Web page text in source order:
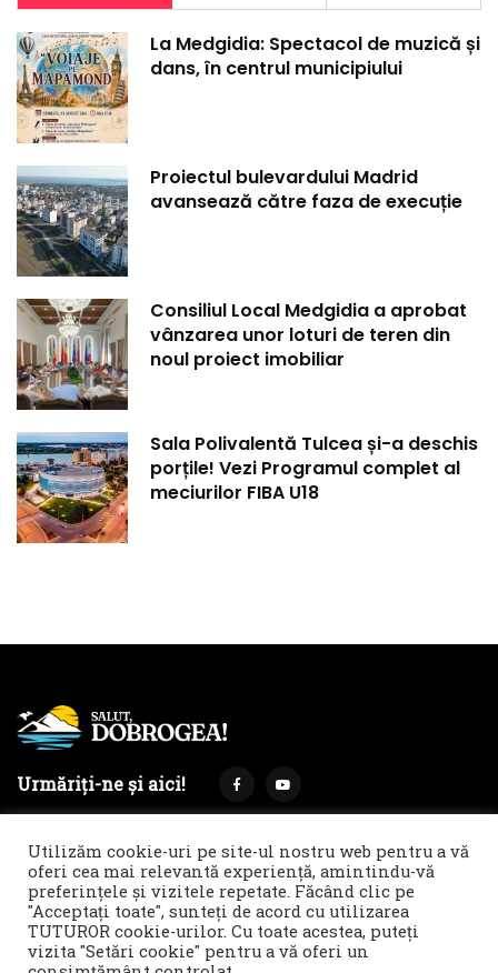
La Medgidia: Spectacol de muzică și
dans, în centrul municipiului
Proiectul bulevardului Madrid
avansează către faza de execuție
Consiliul Local Medgidia a aprobat
vânzarea unor loturi de teren din
noul proiect imobiliar
Sala Polivalentă Tulcea și-a deschis
porțile! Vezi Programul complet al
meciurilor FIBA U18
Urmăriți-ne și aici!
Termeni și condiții
Politica de cookies & GDPR
Noi îți facem reclamă!
© 2021 Salut, Dobrogea! - Ziar de informare și atitudine || E-
Utilizăm cookie-uri pe site-ul nostru web pentru a vă
oferi cea mai relevantă experiență, amintindu-vă
preferințele și vizitele repetate. Făcând clic pe
"Acceptați toate", sunteți de acord cu utilizarea
TUTUROR cookie-urilor. Cu toate acestea, puteți
vizita "Setări cookie" pentru a vă oferi un